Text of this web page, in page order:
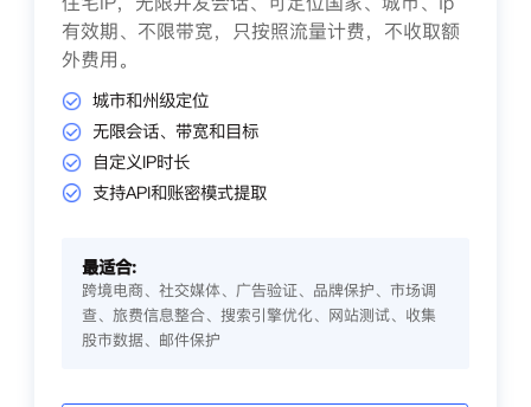
有效期、不限带宽，只按照流量计费，不收取额
外费用。
城市和州级定位
无限会话、带宽和目标
自定义IP时长
支持API和账密模式提取
最适合:
跨境电商、社交媒体、广告验证、品牌保护、市场调
查、旅费信息整合、搜索引擎优化、网站测试、收集
股市数据、邮件保护